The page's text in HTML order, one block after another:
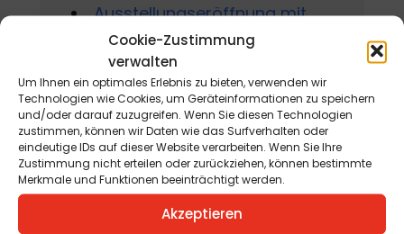
Cookie-Zustimmung
verwalten
Um Ihnen ein optimales Erlebnis zu bieten, verwenden wir
Technologien wie Cookies, um Geräteinformationen zu speichern
und/oder darauf zuzugreifen. Wenn Sie diesen Technologien
zustimmen, können wir Daten wie das Surfverhalten oder
eindeutige IDs auf dieser Website verarbeiten. Wenn Sie Ihre
Zustimmung nicht erteilen oder zurückziehen, können bestimmte
Merkmale und Funktionen beeinträchtigt werden.
Akzeptieren
Ausstellungseröffnung mit
Manfred Fabi, Christian Jaritz
und Werner Steinhauser
am 6. Agosto 2026
Gackern 2026
am 7. Agosto 2026 - 16. Agosto
2026
Sommerworkshop der